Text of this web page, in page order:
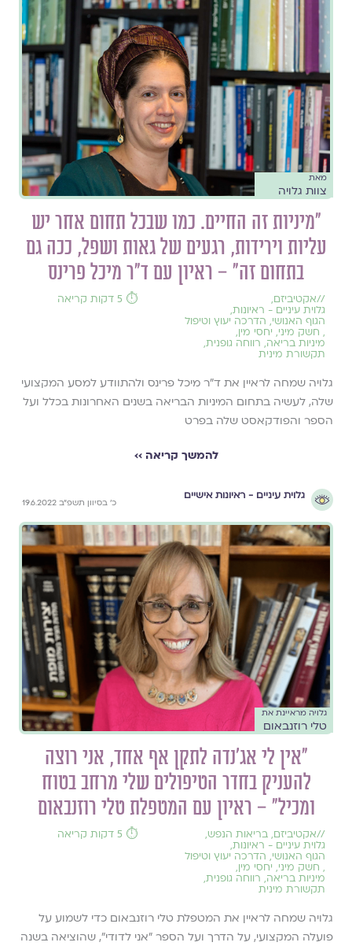
מאת
צוות גלויה
״מיניות זה החיים. כמו שבכל תחום אחר יש
עליות וירידות, רגעים של גאות ושפל, ככה גם
בתחום זה״ – ראיון עם ד״ר מיכל פרינס
//אקטיביזם,
גלוית עיניים - ראיונות,
הגוף האנושי, הדרכה יעוץ וטיפול
, חשק מיני, יחסי מין,
מיניות בריאה, רווחה גופנית,
תקשורת מינית
⏱️ 5 דקות קריאה
גלויה שמחה לראיין את ד״ר מיכל פרינס ולהתוודע למסע המקצועי
שלה, לעשיה בתחום המיניות הבריאה בשנים האחרונות בכלל ועל
הספר והפודקאסט שלה בפרט
להמשך קריאה ››
גלוית עיניים - ראיונות אישיים
כ׳ בסיוון תשפ״ב 19.6.2022
גלויה מראיינת את
טלי רוזנבאום
״אין לי אג'נדה לתקן אף אחד, אני רוצה
להעניק בחדר הטיפולים שלי מרחב בטוח
ומכיל״ – ראיון עם המטפלת טלי רוזנבאום
//אקטיביזם, בריאות הנפש,
גלוית עיניים - ראיונות,
הגוף האנושי, הדרכה יעוץ וטיפול
, חשק מיני, יחסי מין,
מיניות בריאה, רווחה גופנית,
תקשורת מינית
⏱️ 5 דקות קריאה
גלויה שמחה לראיין את המטפלת טלי רוזנבאום כדי לשמוע על
פועלה המקצועי, על הדרך ועל הספר ״אני לדודי״, שהוציאה בשנה